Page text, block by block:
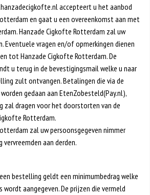
accepteert u het aanbod
en gaat u een overeenkomst aan met
Hanzade Cigkofte Rotterdam zal uw
Eventuele vragen en/of opmerkingen dienen
tot Hanzade Cigkofte Rotterdam. De
u terug in de bevestigingsmail welke u naar
zult ontvangen. Betalingen die via de
gedaan aan EtenZobesteld(Pay.nl),
zal dragen voor het doorstorten van de
Rotterdam.
zal uw persoonsgegeven nimmer
aan derden.
bestelling geldt een minimumbedrag welke
aangegeven. De prijzen die vermeld